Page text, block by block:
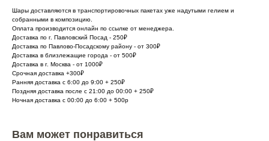
Шары доставляются в транспортировочных пакетах уже надутыми гелием и
собранными в композицию.
Оплата производится онлайн по ссылке от менеджера.
Доставка по г. Павловский Посад - 250₽
Доставка по Павлово-Посадскому району - от 300₽
Доставка в близлежащие города - от 500₽
Доставка в г. Москва - от 1000₽
Срочная доставка +300₽
Ранняя доставка с 6:00 до 9:00 + 250₽
Поздняя доставка после с 21:00 до 00:00 + 250₽
Ночная доставка с 00:00 до 6:00 + 500р
Вам может понравиться